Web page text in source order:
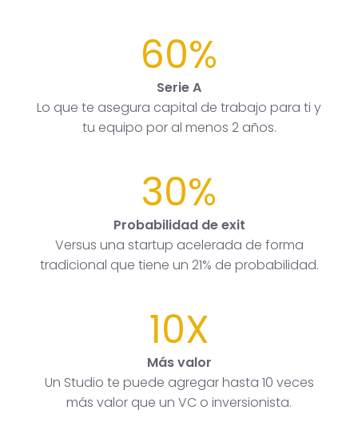
60%
Serie A
Lo que te asegura capital de trabajo para ti y
tu equipo por al menos 2 años.
30%
Probabilidad de exit
Versus una startup acelerada de forma
tradicional que tiene un 21% de probabilidad.
10X
Más valor
Un Studio te puede agregar hasta 10 veces
más valor que un VC o inversionista.